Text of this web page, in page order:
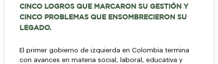
CINCO LOGROS QUE MARCARON SU GESTIÓN Y
CINCO PROBLEMAS QUE ENSOMBRECIERON SU
LEGADO.
El primer gobierno de izquierda en Colombia termina
con avances en materia social, laboral, educativa y